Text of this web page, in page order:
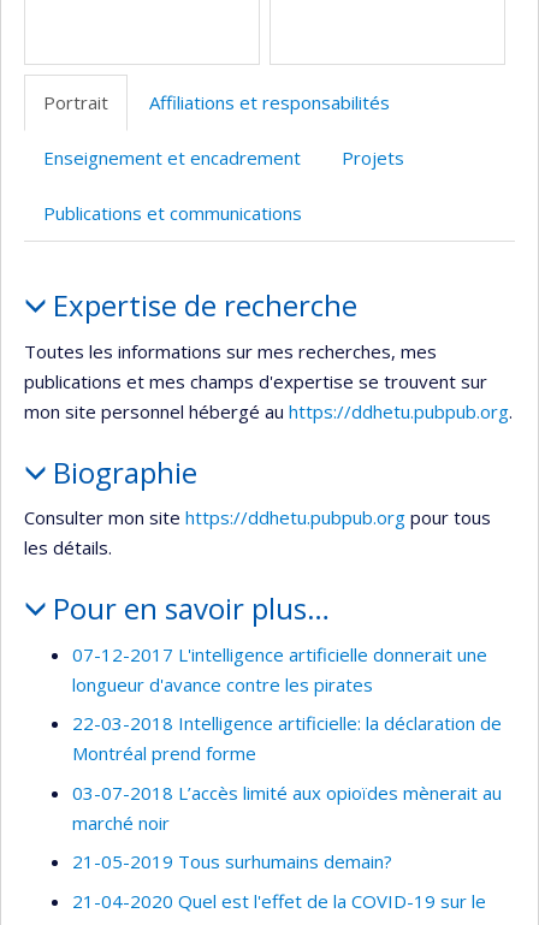
Portrait Affiliations et responsabilités
Enseignement et encadrement Projets
Publications et communications
Expertise de recherche
Toutes les informations sur mes recherches, mes
publications et mes champs d'expertise se trouvent sur
mon site personnel hébergé au https://ddhetu.pubpub.org.
Biographie
Consulter mon site https://ddhetu.pubpub.org pour tous
les détails.
Pour en savoir plus…
07-12-2017 L'intelligence artificielle donnerait une
longueur d'avance contre les pirates
22-03-2018 Intelligence artificielle: la déclaration de
Montréal prend forme
03-07-2018 L’accès limité aux opioïdes mènerait au
marché noir
21-05-2019 Tous surhumains demain?
21-04-2020 Quel est l'effet de la COVID-19 sur le